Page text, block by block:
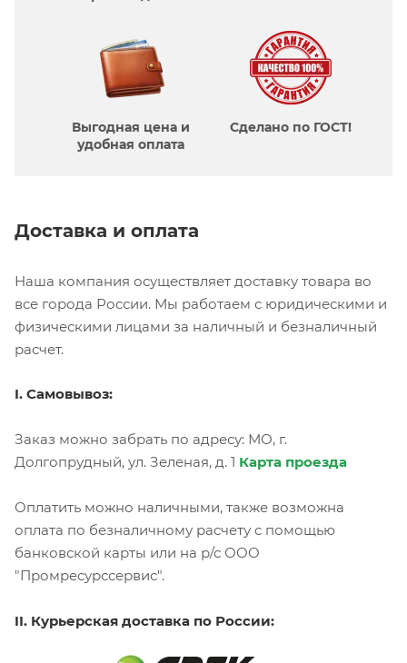
Выгодная цена и
удобная оплата
Сделано по ГОСТ!
Доставка и оплата
Наша компания осуществляет доставку товара во
все города России. Мы работаем с юридическими и
физическими лицами за наличный и безналичный
расчет.
I. Самовывоз:
Заказ можно забрать по адресу: МО, г.
Долгопрудный, ул. Зеленая, д. 1 Карта проезда
Оплатить можно наличными, также возможна
оплата по безналичному расчету с помощью
банковской карты или на р/с ООО
"Промресурссервис".
II. Курьерская доставка по России: